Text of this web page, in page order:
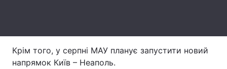
Тема оформлення
Крім того, у серпні МАУ планує запустити новий
напрямок Київ – Неаполь.